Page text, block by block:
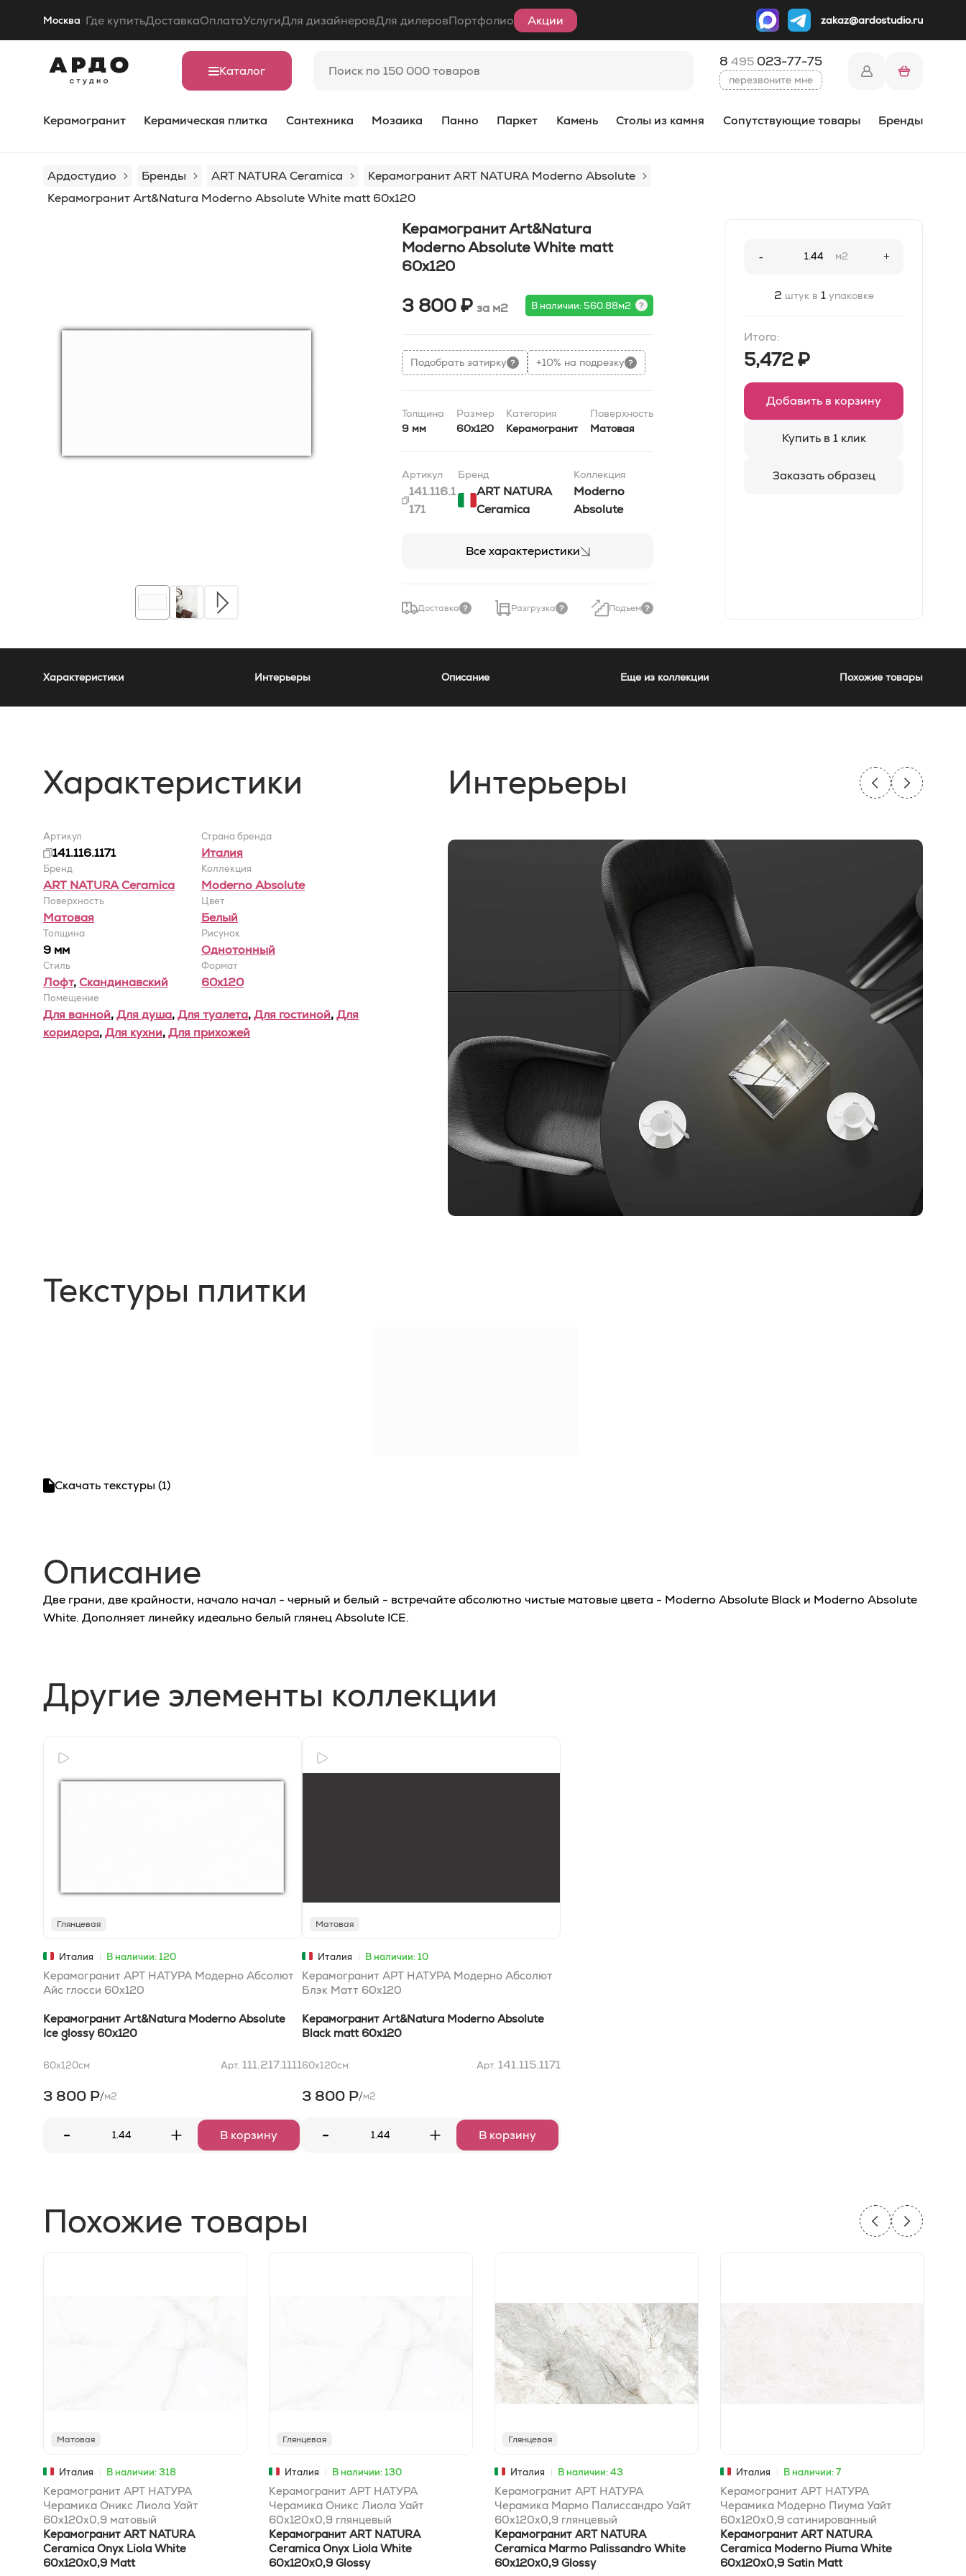
Москва Где купитьДоставкаОплатаУслугиДля дизайнеровДля дилеровПортфолио Акции zakaz@ardostudio.ru
Каталог
8 495 023-77-75
перезвоните мне
Керамогранит Керамическая плитка Сантехника Мозаика Панно Паркет Камень Столы из камня Сопутствующие товары Бренды
Ардостудио Бренды ART NATURA Ceramica
Керамогранит ART NATURA Moderno Absolute
Керамогранит Art&Natura Moderno Absolute White matt 60x120
Керамогранит Art&Natura
Moderno Absolute White matt
60x120
3 800 ₽ за м2 В наличии: 560.88м2
Подобрать затирку +10% на подрезку
Толщина
9 мм
Размер
60x120
Категория
Керамогранит
Поверхность
Матовая
Артикул
141.116.1
171
Бренд
ART NATURA
Ceramica
Коллекция
Moderno
Absolute
Все характеристики
Доставка Разгрузка Подъем
- м2 +
2 штук в 1упаковке
Итого:
5,472₽
Добавить в корзину
Купить в 1 клик
Заказать образец
Характеристики Интерьеры Описание Еще из коллекции Похожие товары
Характеристики
Артикул
141.116.1171
Страна бренда
Италия
Бренд
ART NATURA Ceramica
Коллекция
Moderno Absolute
Поверхность
Матовая
Цвет
Белый
Толщина
9 мм
Рисунок
Однотонный
Стиль
Лофт,Скандинавский
Формат
60x120
Помещение
Для ванной,Для душа,Для туалета,Для гостиной,Для
коридора,Для кухни,Для прихожей
Интерьеры
Текстуры плитки
Скачать текстуры (1)
Описание
Две грани, две крайности, начало начал - черный и белый - встречайте абсолютно чистые матовые цвета - Moderno Absolute Black и Moderno Absolute
White. Дополняет линейку идеально белый глянец Absolute ICE.
Другие элементы коллекции
Глянцевая
Италия В наличии: 120
Керамогранит АРТ НАТУРА Модерно Абсолют
Айс глосси 60x120
Керамогранит Art&Natura Moderno Absolute
Ice glossy 60x120
60x120см Арт. 111.217.1111
3 800 Р/м2
- + В корзину
Матовая
Италия В наличии: 10
Керамогранит АРТ НАТУРА Модерно Абсолют
Блэк Матт 60x120
Керамогранит Art&Natura Moderno Absolute
Black matt 60x120
60x120см Арт. 141.115.1171
3 800 Р/м2
- + В корзину
Похожие товары
Матовая
Италия В наличии: 318
Керамогранит АРТ НАТУРА
Черамика Оникс Лиола Уайт
60x120х0,9 матовый
Керамогранит ART NATURA
Ceramica Onyx Liola White
60x120х0,9 Matt
Глянцевая
Италия В наличии: 130
Керамогранит АРТ НАТУРА
Черамика Оникс Лиола Уайт
60x120х0,9 глянцевый
Керамогранит ART NATURA
Ceramica Onyx Liola White
60x120х0,9 Glossy
Глянцевая
Италия В наличии: 43
Керамогранит АРТ НАТУРА
Черамика Мармо Палиссандро Уайт
60x120х0,9 глянцевый
Керамогранит ART NATURA
Ceramica Marmo Palissandro White
60x120х0,9 Glossy
Италия В наличии: 7
Керамогранит АРТ НАТУРА
Черамика Модерно Пиума Уайт
60x120х0,9 сатинированный
матовый
Керамогранит ART NATURA
Ceramica Moderno Piuma White
60x120х0,9 Satin Matt